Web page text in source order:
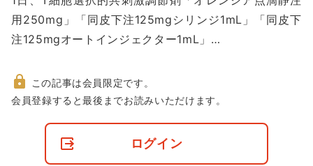
用250mg」「同皮下注125mgシリンジ1mL」「同皮下
注125mgオートインジェクター1mL」…
非
この記事は会員限定です。
会員登録すると最後までお読みいただけます。
ログイン